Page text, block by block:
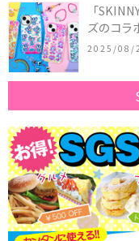
「
ズのコラ
作コレク
2025/08/